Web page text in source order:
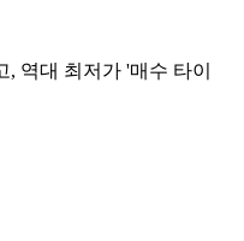
역대 최저가 '매수 타이